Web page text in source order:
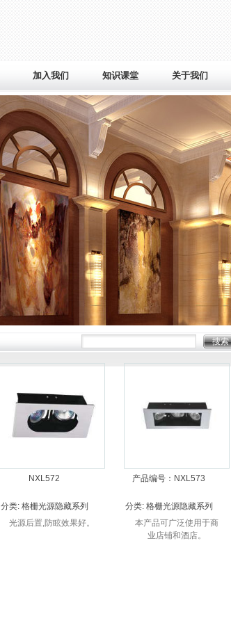
加入我们 知识课堂 关于我们
NXL572
分类: 格栅光源隐藏系列
光源后置,防眩效果好。
产品编号：NXL573
分类: 格栅光源隐藏系列
本产品可广泛使用于商
业店铺和酒店。